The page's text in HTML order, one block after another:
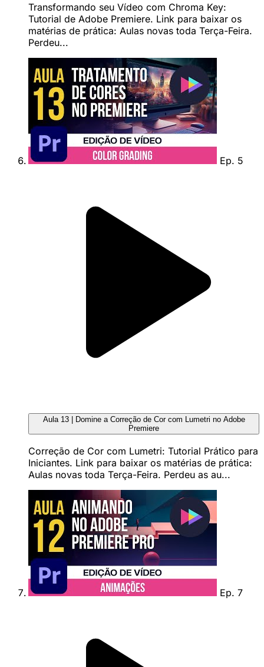
Transformando seu Vídeo com Chroma Key:
Tutorial de Adobe Premiere. Link para baixar os
matérias de prática: Aulas novas toda Terça-Feira.
Perdeu...
Ep. 5
Aula 13 | Domine a Correção de Cor com Lumetri no Adobe
Premiere
Correção de Cor com Lumetri: Tutorial Prático para
Iniciantes. Link para baixar os matérias de prática:
Aulas novas toda Terça-Feira. Perdeu as au...
Ep. 7